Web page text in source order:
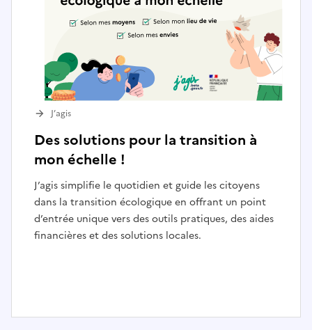
Des solutions pour la transition à
mon échelle !
J’agis simplifie le quotidien et guide les citoyens
dans la transition écologique en offrant un point
d’entrée unique vers des outils pratiques, des aides
financières et des solutions locales.
J’agis